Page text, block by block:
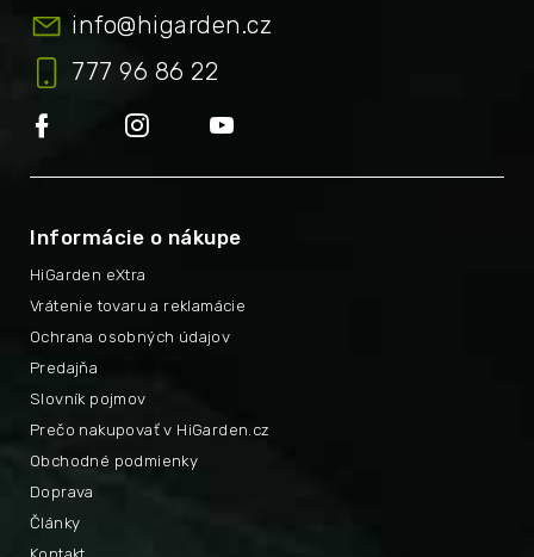
info@higarden.cz
777 96 86 22
Informácie o nákupe
HiGarden eXtra
Prečo nakupovať v HiGarden.cz
Vrátenie tovaru a reklamácie
Obchodné podmienky
Ochrana osobných údajov
Doprava
Predajňa
Články
Slovník pojmov